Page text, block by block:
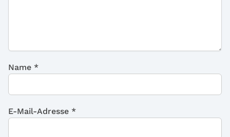
Name *
E-Mail-Adresse *